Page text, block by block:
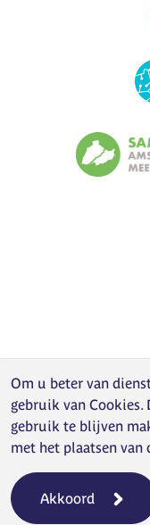
Om u beter van
gebruik van Cookies.
gebruik te blijven
met het plaatsen van
Akkoord